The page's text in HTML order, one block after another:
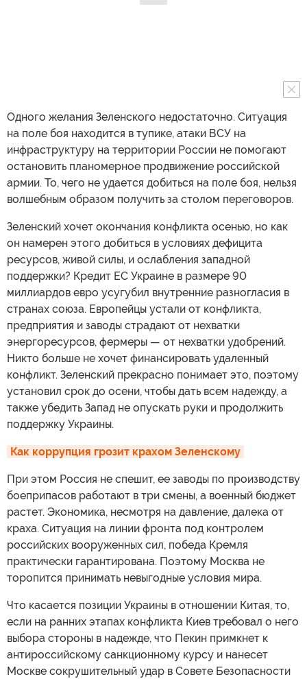
Одного желания Зеленского недостаточно. Ситуация
на поле боя находится в тупике, атаки ВСУ на
инфраструктуру на территории России не помогают
остановить планомерное продвижение российской
армии. То, чего не удается добиться на поле боя, нельзя
волшебным образом получить за столом переговоров.
Зеленский хочет окончания конфликта осенью, но как
он намерен этого добиться в условиях дефицита
ресурсов, живой силы, и ослабления западной
поддержки? Кредит ЕС Украине в размере 90
миллиардов евро усугубил внутренние разногласия в
странах союза. Европейцы устали от конфликта,
предприятия и заводы страдают от нехватки
энергоресурсов, фермеры — от нехватки удобрений.
Никто больше не хочет финансировать удаленный
конфликт. Зеленский прекрасно понимает это, поэтому
установил срок до осени, чтобы дать всем надежду, а
также убедить Запад не опускать руки и продолжить
поддержку Украины.
Как коррупция грозит крахом Зеленскому
При этом Россия не спешит, ее заводы по производству
боеприпасов работают в три смены, а военный бюджет
растет. Экономика, несмотря на давление, далека от
краха. Ситуация на линии фронта под контролем
российских вооруженных сил, победа Кремля
практически гарантирована. Поэтому Москва не
торопится принимать невыгодные условия мира.
Что касается позиции Украины в отношении Китая, то,
если на ранних этапах конфликта Киев требовал о него
выбора стороны в надежде, что Пекин примкнет к
антироссийскому санкционному курсу и нанесет
Москве сокрушительный удар в Совете Безопасности